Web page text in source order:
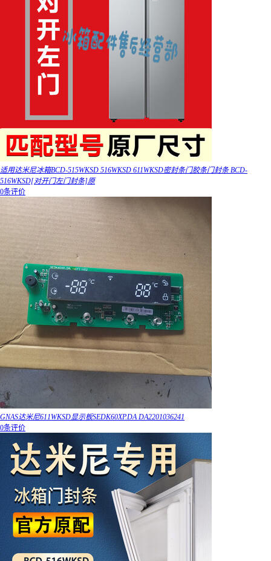
适用达米尼冰箱BCD-515WKSD 516WKSD 611WKSD密封条门胶条门封条 BCD-
516WKSD[对开门左门封条]原
0条评价
GNAS达米尼611WKSD显示板SEDK60XP.DA DA2201036241
0条评价